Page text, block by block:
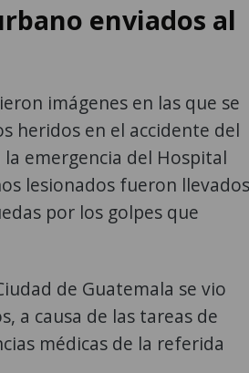
enviados al
imágenes en las que se
heridos en el accidente del
emergencia del Hospital
lesionados fueron llevados
por los golpes que
de Guatemala se vio
a causa de las tareas de
médicas de la referida